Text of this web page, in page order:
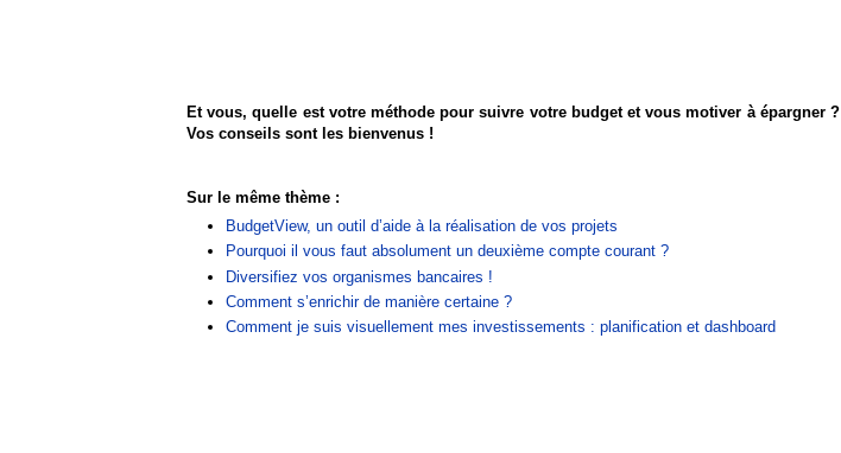
Et vous, quelle est votre méthode pour suivre votre budget et vous motiver à épargner ?
Vos conseils sont les bienvenus !
Sur le même thème :
BudgetView, un outil d’aide à la réalisation de vos projets
Pourquoi il vous faut absolument un deuxième compte courant ?
Diversifiez vos organismes bancaires !
Comment s’enrichir de manière certaine ?
Comment je suis visuellement mes investissements : planification et dashboard